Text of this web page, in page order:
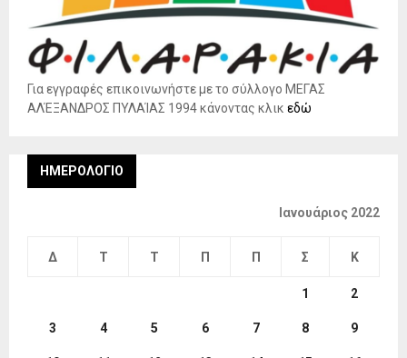
Για εγγραφές επικοινωνήστε με το σύλλογο ΜΕΓΑΣ
ΑΛΈΞΑΝΔΡΟΣ ΠΥΛΑΊΑΣ 1994 κάνοντας κλικ εδώ
ΗΜΕΡΟΛΌΓΙΟ
Ιανουάριος 2022
Δ Τ Τ Π Π Σ Κ
1 2
3 4 5 6 7 8 9